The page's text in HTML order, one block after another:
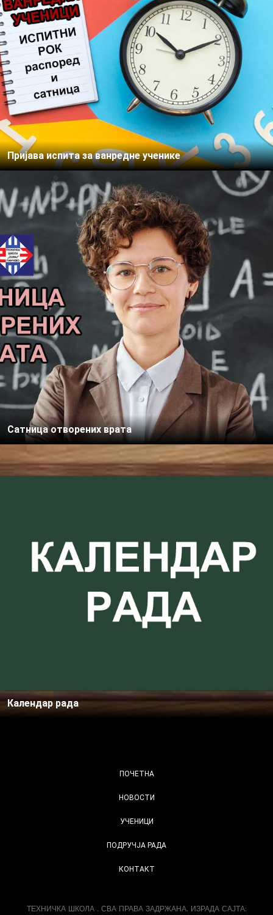
Пријава испита за ванредне ученике
Сатница отворених врата
Календар рада
ПОЧЕТНА
НОВОСТИ
УЧЕНИЦИ
ПОДРУЧЈА РАДА
КОНТАКТ
ТЕХНИЧКА ШКОЛА . СВА ПРАВА ЗАДРЖАНА. ИЗРАДА САЈТА: